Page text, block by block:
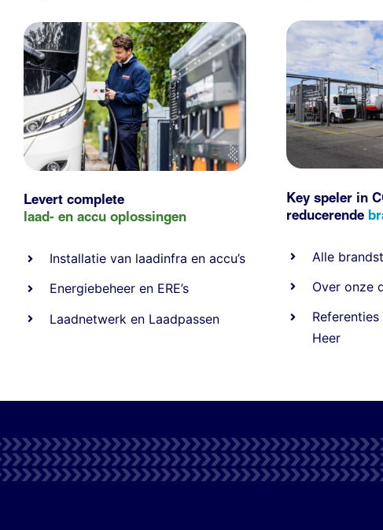
Levert complete
laad- en accu oplossingen
Installatie van laadinfra en accu’s
Energiebeheer en ERE’s
Laadnetwerk en Laadpassen
Key speler in
reducerende
Alle
Over onze
Referenties
Heer